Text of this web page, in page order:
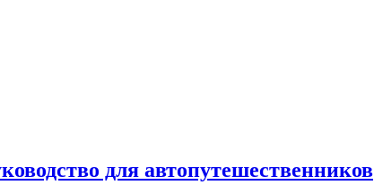
для автопутешественников